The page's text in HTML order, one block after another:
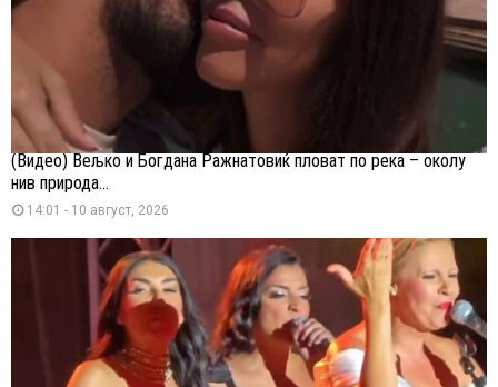
(Видео) Вељко и Богдана Ражнатовиќ пловат по река – околу
нив природа...
14:01 - 10 август, 2026